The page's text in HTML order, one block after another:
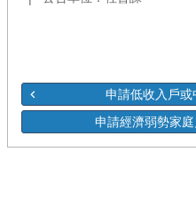
申請低收入戶
申請經濟弱勢家